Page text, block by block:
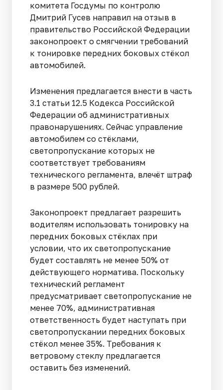
комитета Госдумы по контролю
Дмитрий Гусев направил на отзыв в
правительство Российской Федерации
законопроект о смягчении требований
к тонировке передних боковых стёкол
автомобилей.
Изменения предлагается внести в часть
3.1 статьи 12.5 Кодекса Российской
Федерации об административных
правонарушениях. Сейчас управление
автомобилем со стёклами,
светопропускание которых не
соответствует требованиям
технического регламента, влечёт штраф
в размере 500 рублей.
Законопроект предлагает разрешить
водителям использовать тонировку на
передних боковых стёклах при
условии, что их светопропускание
будет составлять не менее 50% от
действующего норматива. Поскольку
технический регламент
предусматривает светопропускание не
менее 70%, административная
ответственность будет наступать при
светопропускании передних боковых
стёкол менее 35%. Требования к
ветровому стеклу предлагается
оставить без изменений.